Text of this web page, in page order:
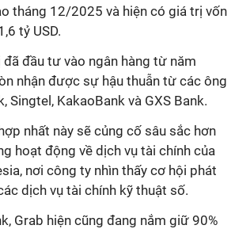
tháng 12/2025 và hiện có giá trị vốn
tỷ USD.
đã đầu tư vào ngân hàng từ năm
nhận được sự hậu thuẫn từ các ông
Singtel, KakaoBank và GXS Bank.
nhất này sẽ củng cố sâu sắc hơn
hoạt động về dịch vụ tài chính của
nơi công ty nhìn thấy cơ hội phát
dịch vụ tài chính kỹ thuật số.
Grab hiện cũng đang nắm giữ 90%